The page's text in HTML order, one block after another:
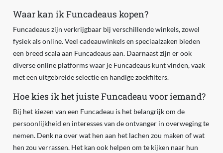
Waar kan ik Funcadeaus kopen?
Funcadeaus zijn verkrijgbaar bij verschillende winkels, zowel
fysiek als online. Veel cadeauwinkels en speciaalzaken bieden
een breed scala aan Funcadeaus aan. Daarnaast zijn er ook
diverse online platforms waar je Funcadeaus kunt vinden, vaak
met een uitgebreide selectie en handige zoekfilters.
Hoe kies ik het juiste Funcadeau voor iemand?
Bij het kiezen van een Funcadeau is het belangrijk om de
persoonlijkheid en interesses van de ontvanger in overweging te
nemen. Denk na over wat hen aan het lachen zou maken of wat
hen zou verrassen. Het kan ook helpen om te kijken naar hun